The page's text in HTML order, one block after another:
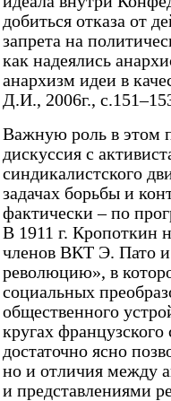
добиться отказа от
запрета на
как надеялись
анархизм идеи в
Д.И., 2006г.,
Важную роль в этом
дискуссия с
синдикалистского
задачах борьбы и
фактически – по
В 1911 г. Кропоткин
членов ВКТ Э. Пато
революцию», в
социальных
общественного
кругах
достаточно ясно
но и отличия между
и представлениями